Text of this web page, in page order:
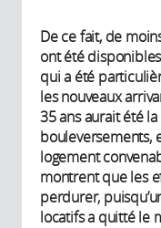
De ce fait, de
ont été
qui a été
les nouveaux
35 ans aurait été
bouleversements,
logement
montrent que les
perdurer,
locatifs a quitté le